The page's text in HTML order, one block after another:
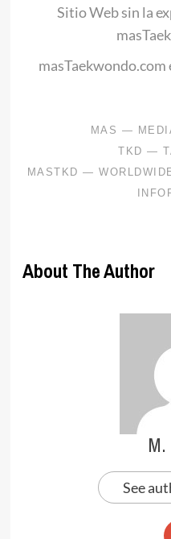
Sitio Web sin la
masTaekwondo.com
About The Author
See